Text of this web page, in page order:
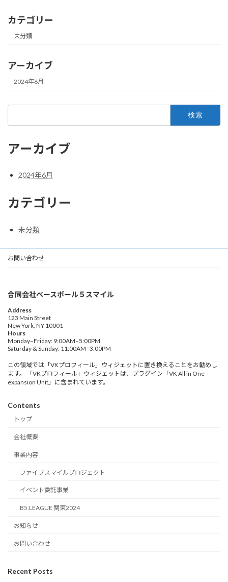
カテゴリー
未分類
アーカイブ
2024年6月
アーカイブ
2024年6月
カテゴリー
未分類
お問い合わせ
合同会社ベースボール５スマイル
Address
123 Main Street
New York, NY 10001
Hours
Monday–Friday: 9:00AM–5:00PM
Saturday & Sunday: 11:00AM–3:00PM
この領域では「VKプロフィール」ウィジェットに置き換えることをお勧めし
ます。 「VKプロフィール」ウィジェットは、プラグイン「VK All in One
expansion Unit」に含まれています。
Contents
トップ
会社概要
事業内容
ファイブスマイルプロジェクト
イベント委託事業
B5.LEAGUE 関東2024
お知らせ
お問い合わせ
Recent Posts